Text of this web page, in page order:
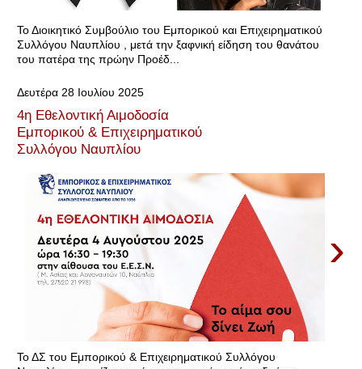
Το Διοικητικό Συμβούλιο του Εμπορικού και Επιχειρηματικού
Συλλόγου Ναυπλίου , μετά την ξαφνική είδηση του θανάτου
του πατέρα της πρώην Προέδ...
Δευτέρα 28 Ιουλίου 2025
4η Εθελοντική Αιμοδοσία
Εμπορικού & Επιχειρηματικού
Συλλόγου Ναυπλίου
›
Το ΔΣ του Εμπορικού & Επιχειρηματικού Συλλόγου